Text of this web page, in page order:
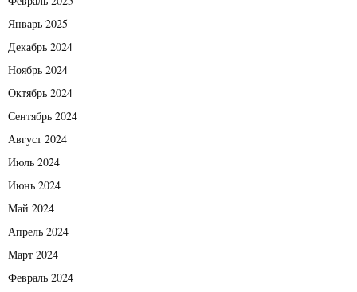
Январь 2025
Декабрь 2024
Ноябрь 2024
Октябрь 2024
Сентябрь 2024
Август 2024
Июль 2024
Июнь 2024
Май 2024
Апрель 2024
Март 2024
Февраль 2024